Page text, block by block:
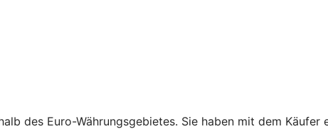
des Euro-Währungsgebietes. Sie haben mit dem